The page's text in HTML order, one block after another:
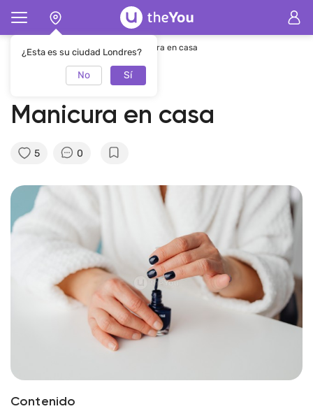
¿Esta es su ciudad Londres?
No Sí
Página de inicio Revista Manicura en casa
theYou Team
Manicura en casa
5 0
Contenido